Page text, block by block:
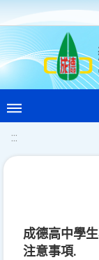
:::
成德高中學
注意事項.